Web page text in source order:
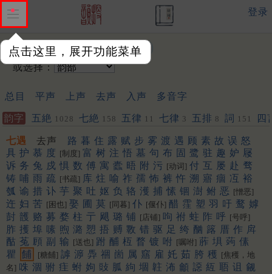
点击这里，展开功能菜单
登录
输入韵字：
或选择：
总目 平声 上声 去声 入声 多音字
韵字 五絶 1028 七絶 158 五律 11 七律 3 五排 8 詞 151 四
七遇 去声 路 暮 住 露 赋 步 雾 渡 遇 顾 素 故 误 怒
具 护 慕 度 [制度] 富 树 注 悟 墓 句 布 固 鹭 驻 趣 妒 屦
诉 务 兔 戍 惧 数 傅 寓 蠹 晤 附 污 [动词] 付 互 屡 赴 骛
铸 哺 雨 疏 [书疏] 库 炷 喻 祚 孺 怖 裤 忤 溯 寤 痼 冱 裕
瓠 谕 措 讣 芋 聚 吐 妪 负 辂 濩 捕 愫 锢 澍 鲋 恶 [憎恶]
迕 妇 苦 [困也] 娶 圃 莫 [同暮] 仆 [偃仆] 醋 霔 塑 羽 吁 鹜 嫭
尌 頀 赂 募 婺 柱 亍 飓 璐 铺 [店铺] 呴 祔 蛀 阼 呼 [号呼]
胙 擭 埠 嗉 煦 潞 愬 捂 赙 斁 错 驱 足 绔 酗 簬 厝 作 戽
酤 菟 頋 副 输 [送也] 跗 酺 枑 瞀 镀 咐 [嘱咐] 葄 埧 蒟 傃
瞿
餔 [糖餔] 謼 㴑 馵 祻 崮 属 窹 雇 奼 茹 胯 穫 [焦穫，地
名] 咮 涸 驸 疰 蚹 姁 䜴 胍 絇 堌 䪒 㳍 龥 䜑 䊺 䎸 诅
觎